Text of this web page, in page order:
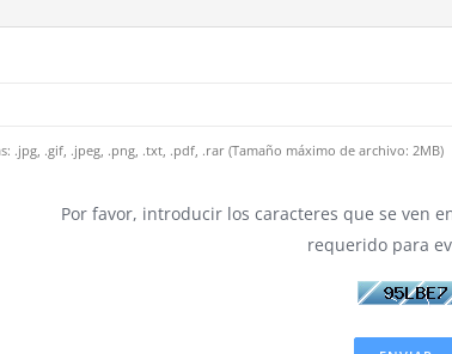
.jpg, .gif, .jpeg, .png, .txt, .pdf, .rar (Tamaño máximo de archivo: 2MB)
Por favor, introducir los caracteres que se ven
requerido para